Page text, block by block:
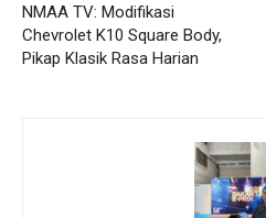
NMAA TV: Modifikasi
Chevrolet K10 Square Body,
Pikap Klasik Rasa Harian